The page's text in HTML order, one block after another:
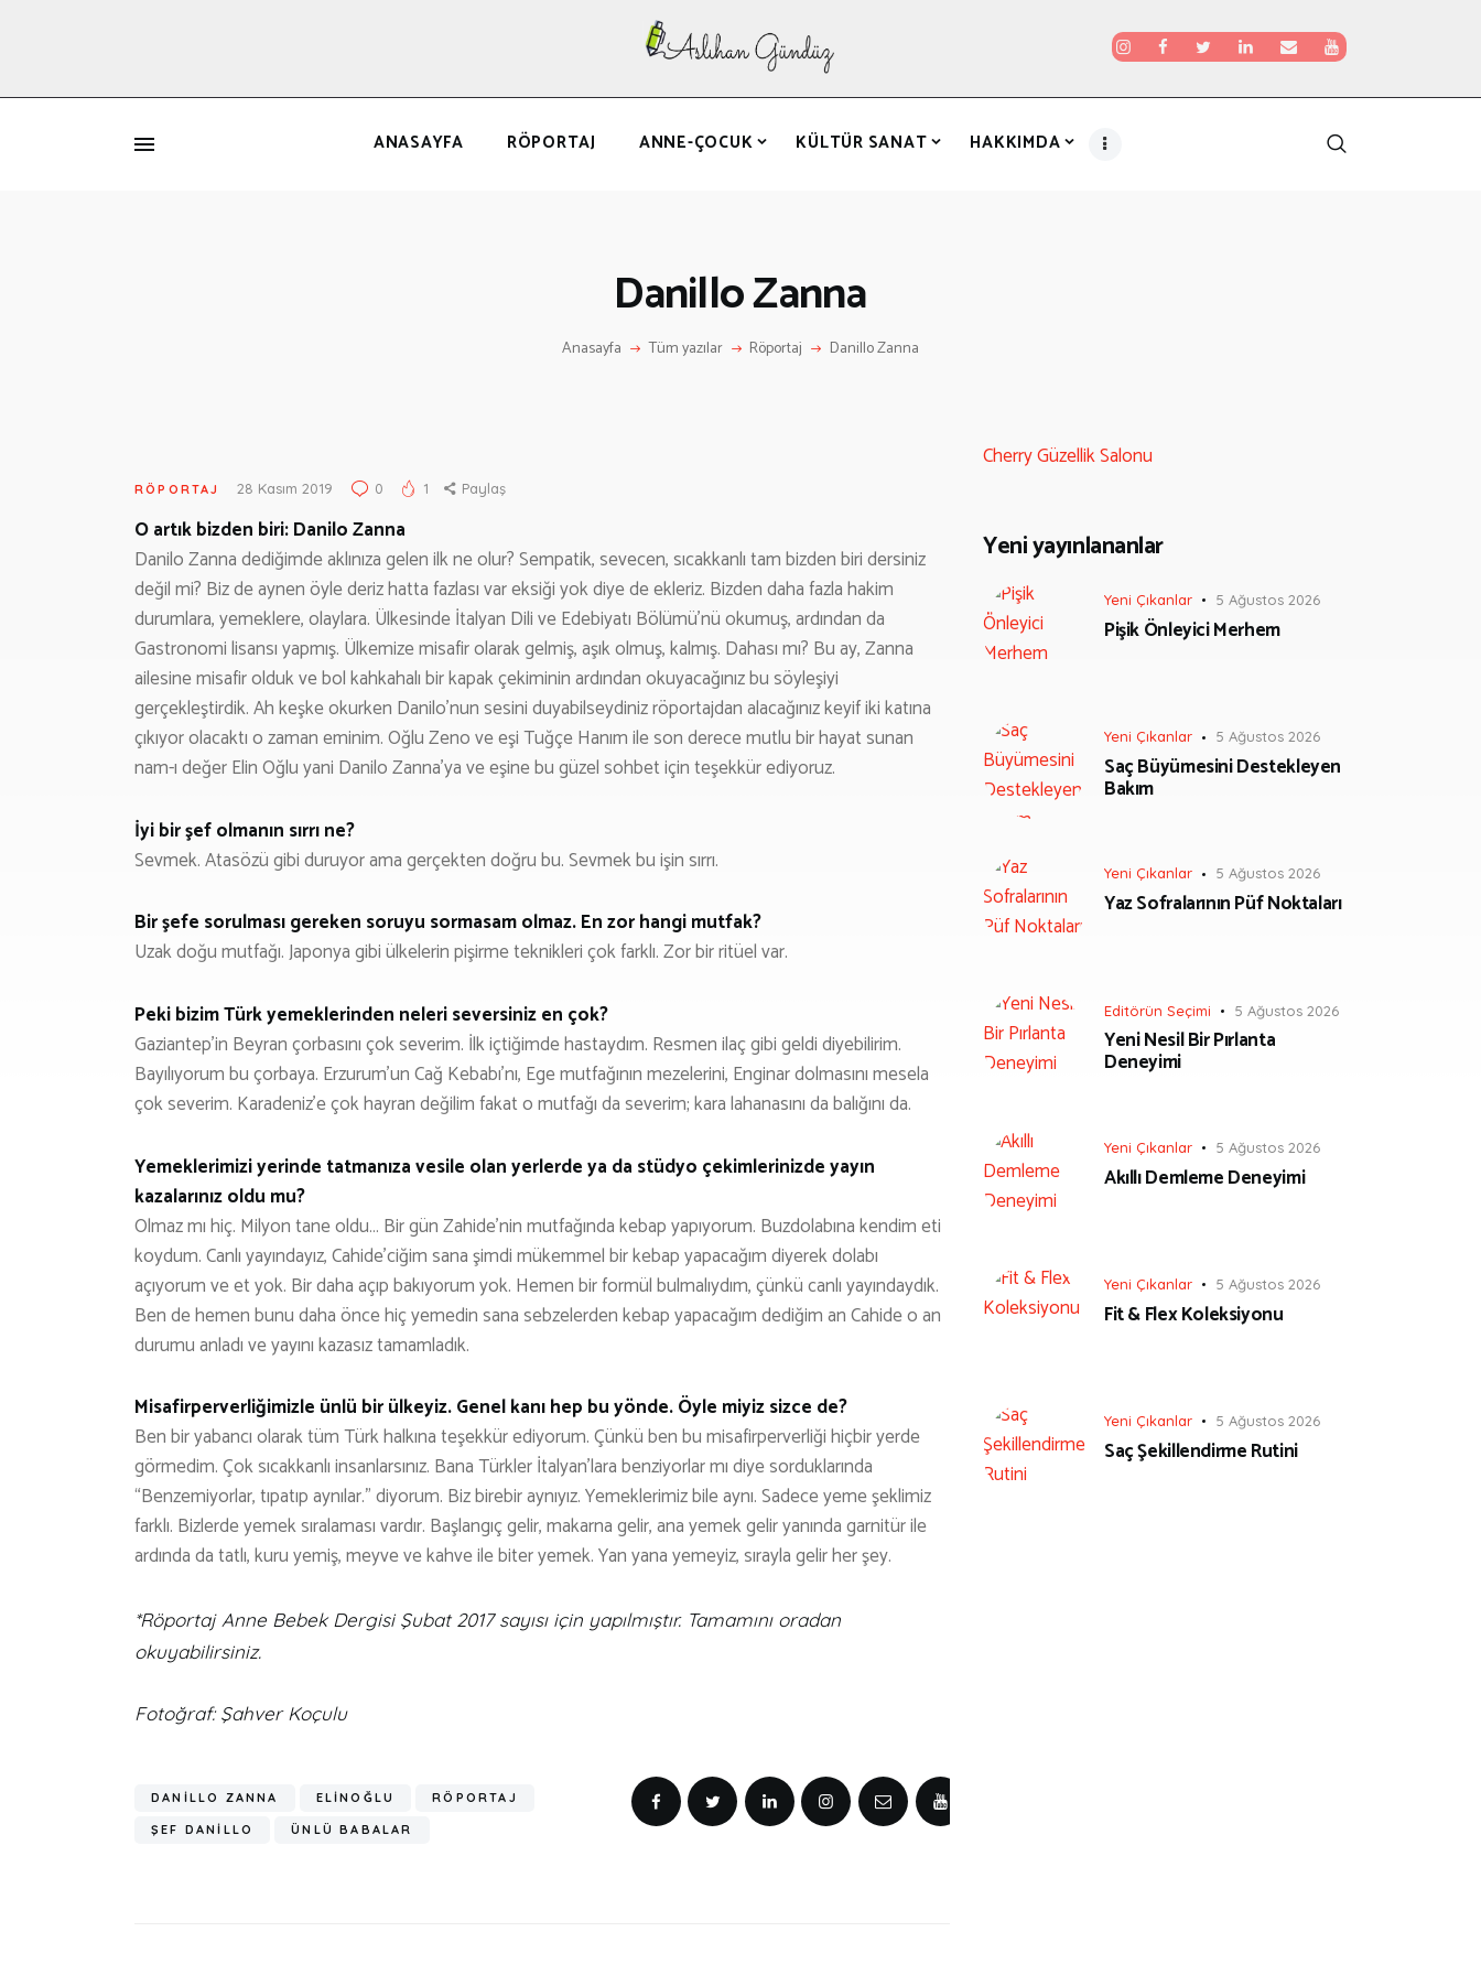
ANASAYFA RÖPORTAJ ANNE-ÇOCUK KÜLTÜR SANAT HAKKIMDA
Danillo Zanna
Anasayfa Tüm yazılar Röportaj Danillo Zanna
ANNE-ÇOCUK
KÜLTÜR SANAT
RÖPORTAJ 28 Kasım 2019 0 1 Paylaş
O artık bizden biri: Danilo Zanna
Danilo Zanna dediğimde aklınıza gelen ilk ne olur? Sempatik, sevecen, sıcakkanlı tam bizden biri dersiniz
değil mi? Biz de aynen öyle deriz hatta fazlası var eksiği yok diye de ekleriz. Bizden daha fazla hakim
durumlara, yemeklere, olaylara. Ülkesinde İtalyan Dili ve Edebiyatı Bölümü’nü okumuş, ardından da
Gastronomi lisansı yapmış. Ülkemize misafir olarak gelmiş, aşık olmuş, kalmış. Dahası mı? Bu ay, Zanna
ailesine misafir olduk ve bol kahkahalı bir kapak çekiminin ardından okuyacağınız bu söyleşiyi
gerçekleştirdik. Ah keşke okurken Danilo’nun sesini duyabilseydiniz röportajdan alacağınız keyif iki katına
çıkıyor olacaktı o zaman eminim. Oğlu Zeno ve eşi Tuğçe Hanım ile son derece mutlu bir hayat sunan
nam-ı değer Elin Oğlu yani Danilo Zanna’ya ve eşine bu güzel sohbet için teşekkür ediyoruz.
İyi bir şef olmanın sırrı ne?
Sevmek. Atasözü gibi duruyor ama gerçekten doğru bu. Sevmek bu işin sırrı.
Bir şefe sorulması gereken soruyu sormasam olmaz. En zor hangi mutfak?
Uzak doğu mutfağı. Japonya gibi ülkelerin pişirme teknikleri çok farklı. Zor bir ritüel var.
Peki bizim Türk yemeklerinden neleri seversiniz en çok?
Gaziantep’in Beyran çorbasını çok severim. İlk içtiğimde hastaydım. Resmen ilaç gibi geldi diyebilirim.
Bayılıyorum bu çorbaya. Erzurum’un Cağ Kebabı’nı, Ege mutfağının mezelerini, Enginar dolmasını mesela
çok severim. Karadeniz’e çok hayran değilim fakat o mutfağı da severim; kara lahanasını da balığını da.
Yemeklerimizi yerinde tatmanıza vesile olan yerlerde ya da stüdyo çekimlerinizde yayın
kazalarınız oldu mu?
Olmaz mı hiç. Milyon tane oldu… Bir gün Zahide’nin mutfağında kebap yapıyorum. Buzdolabına kendim eti
koydum. Canlı yayındayız, Cahide’ciğim sana şimdi mükemmel bir kebap yapacağım diyerek dolabı
açıyorum ve et yok. Bir daha açıp bakıyorum yok. Hemen bir formül bulmalıydım, çünkü canlı yayındaydık.
Ben de hemen bunu daha önce hiç yemedin sana sebzelerden kebap yapacağım dediğim an Cahide o an
durumu anladı ve yayını kazasız tamamladık.
Misafirperverliğimizle ünlü bir ülkeyiz. Genel kanı hep bu yönde. Öyle miyiz sizce de?
Ben bir yabancı olarak tüm Türk halkına teşekkür ediyorum. Çünkü ben bu misafirperverliği hiçbir yerde
görmedim. Çok sıcakkanlı insanlarsınız. Bana Türkler İtalyan’lara benziyorlar mı diye sorduklarında
“Benzemiyorlar, tıpatıp aynılar.” diyorum. Biz birebir aynıyız. Yemeklerimiz bile aynı. Sadece yeme şeklimiz
farklı. Bizlerde yemek sıralaması vardır. Başlangıç gelir, makarna gelir, ana yemek gelir yanında garnitür ile
ardında da tatlı, kuru yemiş, meyve ve kahve ile biter yemek. Yan yana yemeyiz, sırayla gelir her şey.
*Röportaj Anne Bebek Dergisi Şubat 2017 sayısı için yapılmıştır. Tamamını oradan
okuyabilirsiniz.
Fotoğraf:Şahver Koçulu
DANILLO ZANNA ELINOĞLU RÖPORTAJ
ŞEF DANILLO ÜNLÜ BABALAR
Cherry Güzellik Salonu
Yeni yayınlananlar
Yeni Çıkanlar 5 Ağustos 2026
Pişik Önleyici Merhem
Yeni Çıkanlar 5 Ağustos 2026
Saç Büyümesini Destekleyen
Bakım
Yeni Çıkanlar 5 Ağustos 2026
Yaz Sofralarının Püf Noktaları
Editörün Seçimi 5 Ağustos 2026
Yeni Nesil Bir Pırlanta
Deneyimi
Yeni Çıkanlar 5 Ağustos 2026
Akıllı Demleme Deneyimi
Yeni Çıkanlar 5 Ağustos 2026
Fit & Flex Koleksiyonu
Yeni Çıkanlar 5 Ağustos 2026
Saç Şekillendirme Rutini